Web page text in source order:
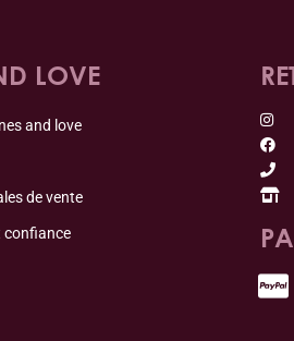
LOVE
and love
de vente
confiance